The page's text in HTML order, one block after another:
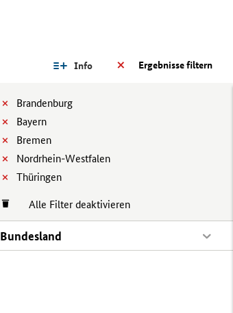
Ergebnisse filtern
Info
Brandenburg
Bayern
Bremen
Nordrhein-Westfalen
Thüringen
Alle Filter deaktivieren
Bundesland